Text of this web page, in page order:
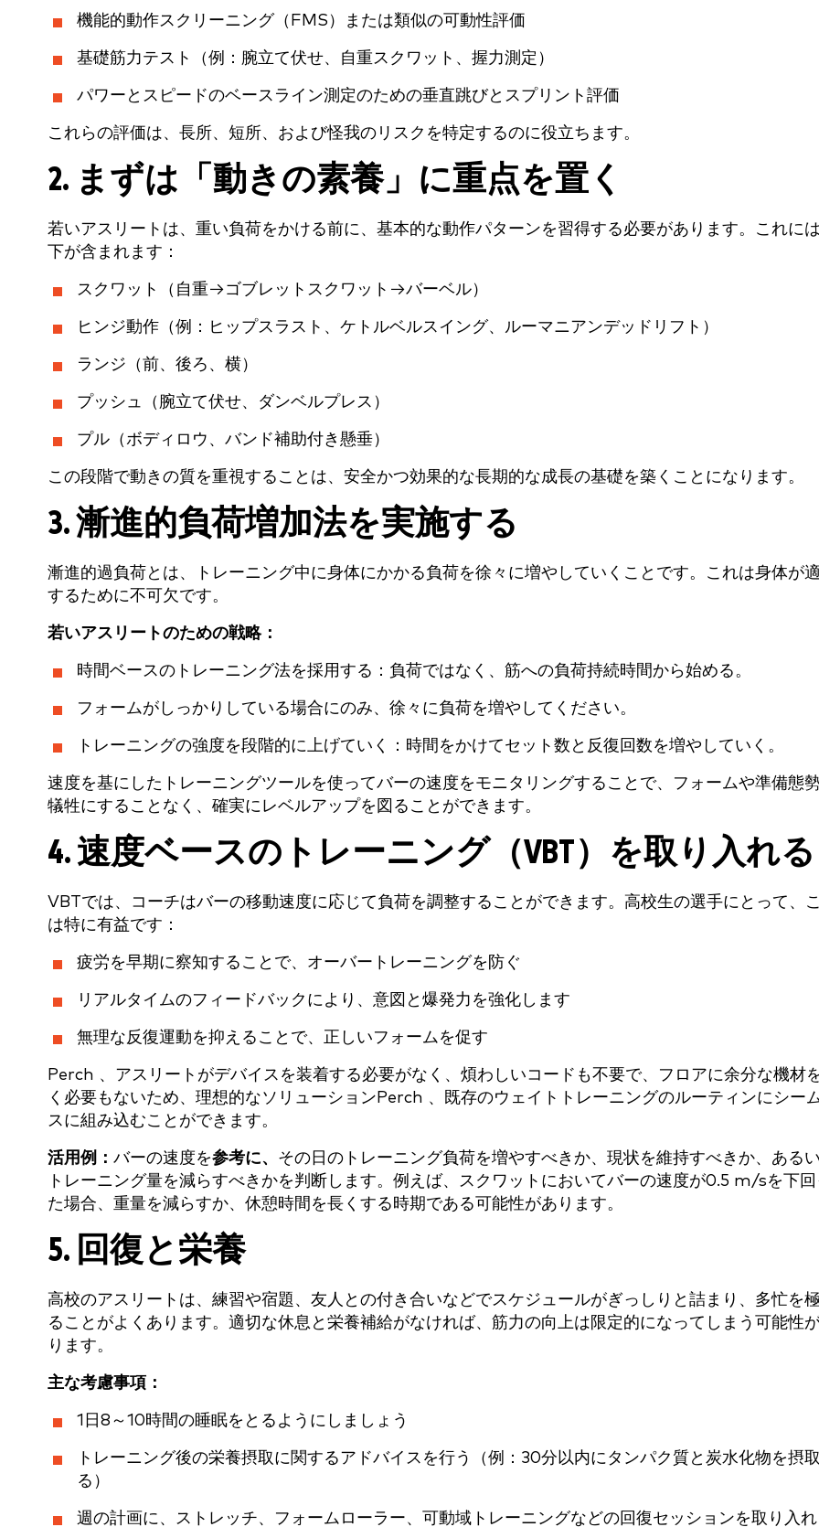
機能的動作スクリーニング（FMS）または類似の可動性評価
基礎筋力テスト（例：腕立て伏せ、自重スクワット、握力測定）
パワーとスピードのベースライン測定のための垂直跳びとスプリント評価
これらの評価は、長所、短所、および怪我のリスクを特定するのに役立ちます。
2. まずは「動きの素養」に重点を置く
若いアスリートは、重い負荷をかける前に、基本的な動作パターンを習得する必要があります。これに
下が含まれます：
スクワット（自重→ゴブレットスクワット→バーベル）
ヒンジ動作（例：ヒップスラスト、ケトルベルスイング、ルーマニアンデッドリフト）
ランジ（前、後ろ、横）
プッシュ（腕立て伏せ、ダンベルプレス）
プル（ボディロウ、バンド補助付き懸垂）
この段階で動きの質を重視することは、安全かつ効果的な長期的な成長の基礎を築くことになります。
3. 漸進的負荷増加法を実施する
漸進的過負荷とは、トレーニング中に身体にかかる負荷を徐々に増やしていくことです。これは身体が
するために不可欠です。
若いアスリートのための戦略：
時間ベースのトレーニング法を採用する：負荷ではなく、筋への負荷持続時間から始める。
フォームがしっかりしている場合にのみ、徐々に負荷を増やしてください。
トレーニングの強度を段階的に上げていく：時間をかけてセット数と反復回数を増やしていく。
速度を基にしたトレーニングツールを使ってバーの速度をモニタリングすることで、フォームや準備態
犠牲にすることなく、確実にレベルアップを図ることができます。
4. 速度ベースのトレーニング（VBT）を取り入れる
VBTでは、コーチはバーの移動速度に応じて負荷を調整することができます。高校生の選手にとって、
は特に有益です：
疲労を早期に察知することで、オーバートレーニングを防ぐ
リアルタイムのフィードバックにより、意図と爆発力を強化します
無理な反復運動を抑えることで、正しいフォームを促す
Perch 、アスリートがデバイスを装着する必要がなく、煩わしいコードも不要で、フロアに余分な機材
く必要もないため、理想的なソリューションPerch 、既存のウェイトトレーニングのルーティンにシー
スに組み込むことができます。
活用例： バーの速度を参考に、 その日のトレーニング負荷を増やすべきか、現状を維持すべきか、ある
トレーニング量を減らすべきかを判断します。例えば、スクワットにおいてバーの速度が0.5 m/sを下
た場合、重量を減らすか、休憩時間を長くする時期である可能性があります。
5. 回復と栄養
高校のアスリートは、練習や宿題、友人との付き合いなどでスケジュールがぎっしりと詰まり、多忙を
ることがよくあります。適切な休息と栄養補給がなければ、筋力の向上は限定的になってしまう可能性
ります。
主な考慮事項：
1日8～10時間の睡眠をとるようにしましょう
トレーニング後の栄養摂取に関するアドバイスを行う（例：30分以内にタンパク質と炭水化物を摂
る）
週の計画に、ストレッチ、フォームローラー、可動域トレーニングなどの回復セッションを取り入